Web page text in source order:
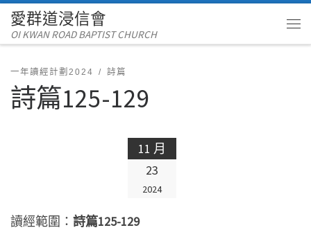
Skip to content
愛群道浸信會
OI KWAN ROAD BAPTIST CHURCH
一年讀經計劃2024 詩篇
詩篇125-129
11 月
23
2024
讀經範圍： 詩篇125-129